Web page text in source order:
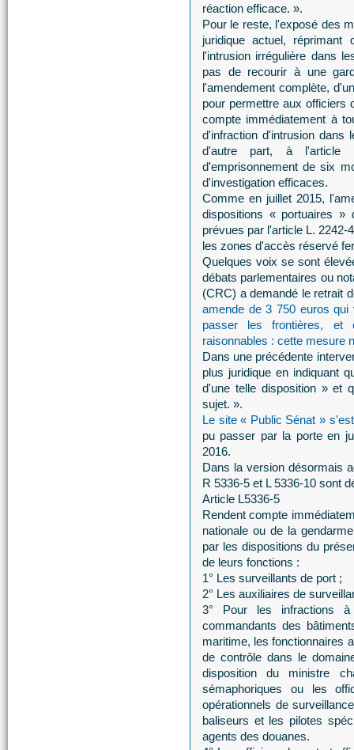
réaction efficace. ».
Pour le reste, l'exposé des
juridique actuel,
l'intrusion irrégulière dans
pas de recourir à une
l'amendement complète,
pour permettre aux officiers
compte immédiatement à
d'infraction d'intrusion dans
d'autre part, à l'article
d'emprisonnement de six
d'investigation efficaces.
Comme en juillet 2015,
dispositions « portuaires »
prévues par l'article L.
les zones d'accès réservé
Quelques voix se sont
débats parlementaires ou
(CRC) a demandé le retrait
amende de 3 750 euros
passer les frontières, et
raisonnables : cette mesure
Dans une précédente
plus juridique en indiquant
d'une telle disposition » et
sujet. ».
Le site « Public Sénat »
pu passer par la porte en
2016.
Dans la version désormais
R 5336-5 et L 5336-10 sont
Article L5336-5
Rendent compte
nationale ou de la
par les dispositions du
de leurs fonctions :
1° Les surveillants de port ;
2° Les auxiliaires de
3° Pour les infractions
commandants des
maritime, les fonctionnaires
de contrôle dans le
disposition du ministre
sémaphoriques ou les
opérationnels de
baliseurs et les pilotes
agents des douanes.